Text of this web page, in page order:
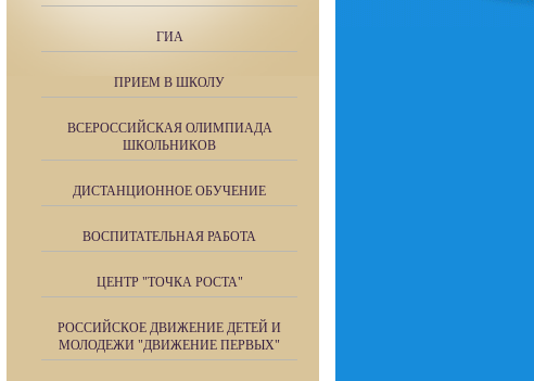
ГИА
ПРИЕМ В ШКОЛУ
ВСЕРОССИЙСКАЯ ОЛИМПИАДА
ШКОЛЬНИКОВ
ДИСТАНЦИОННОЕ ОБУЧЕНИЕ
ВОСПИТАТЕЛЬНАЯ РАБОТА
ЦЕНТР "ТОЧКА РОСТА"
РОССИЙСКОЕ ДВИЖЕНИЕ ДЕТЕЙ И
МОЛОДЕЖИ "ДВИЖЕНИЕ ПЕРВЫХ"